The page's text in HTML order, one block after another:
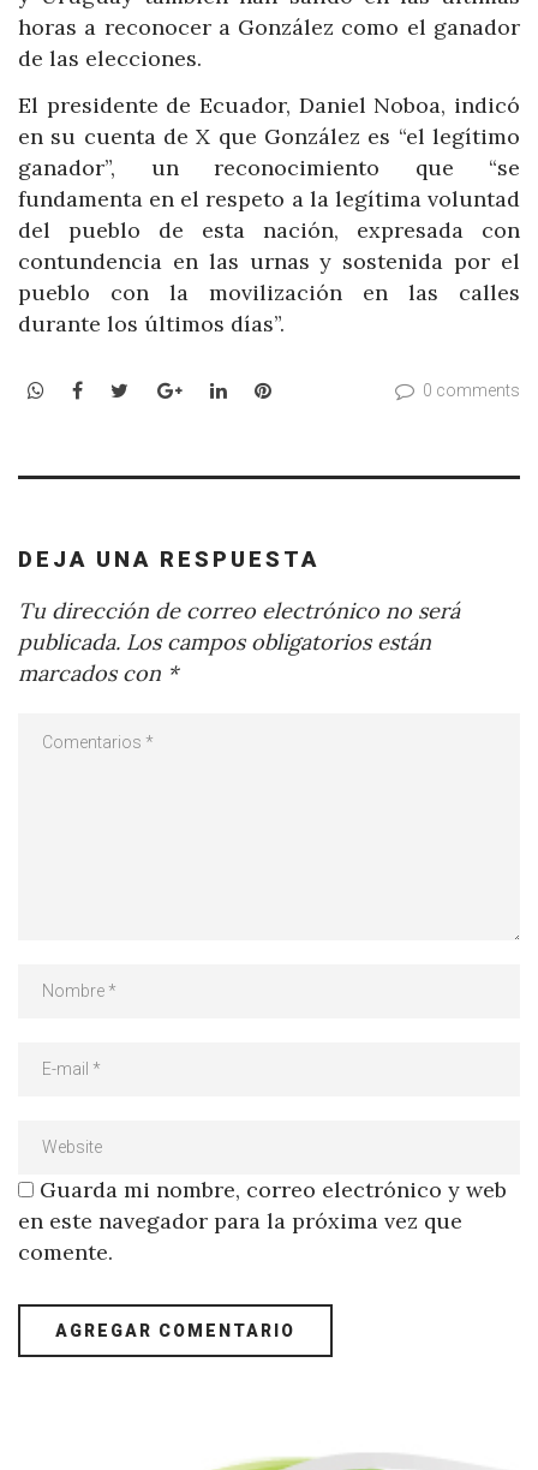
horas a reconocer a González como el ganador
de las elecciones.
El presidente de Ecuador, Daniel Noboa, indicó
en su cuenta de X que González es “el legítimo
ganador”, un reconocimiento que “se
fundamenta en el respeto a la legítima voluntad
del pueblo de esta nación, expresada con
contundencia en las urnas y sostenida por el
pueblo con la movilización en las calles
durante los últimos días”.
WhatsApp
Facebook
TwitterGoogle+LinkedInPinterest 0 comments
DEJA UNA RESPUESTA
Tu dirección de correo electrónico no será
publicada. Los campos obligatorios están
marcados con *
Guarda mi nombre, correo electrónico y web
en este navegador para la próxima vez que
comente.